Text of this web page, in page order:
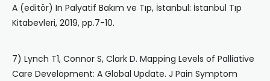
A (editör) In Palyatif Bakım ve Tıp, İstanbul: İstanbul Tıp
Kitabevleri, 2019, pp.7-10.
7) Lynch T1, Connor S, Clark D. Mapping Levels of Palliative
Care Development: A Global Update. J Pain Symptom